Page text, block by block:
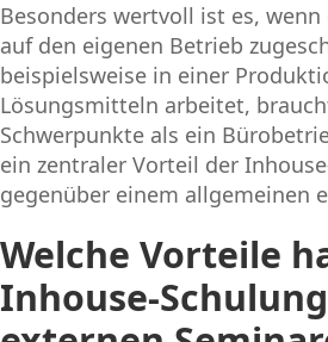
Besonders wertvoll ist es,
auf den eigenen Betrieb
beispielsweise in einer
Lösungsmitteln arbeitet,
Schwerpunkte als ein
ein zentraler Vorteil der
gegenüber einem allgemeinen
Welche Vorteile
Inhouse-